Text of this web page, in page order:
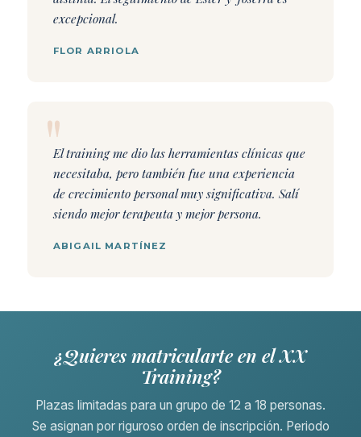
excepcional.
FLOR ARRIOLA
El training me dio las herramientas clínicas que
necesitaba, pero también fue una experiencia
de crecimiento personal muy significativa. Salí
siendo mejor terapeuta y mejor persona.
ABIGAIL MARTÍNEZ
¿Quieres matricularte en el XX
Training?
Plazas limitadas para un grupo de 12 a 18 personas.
Se asignan por riguroso orden de inscripción. Periodo